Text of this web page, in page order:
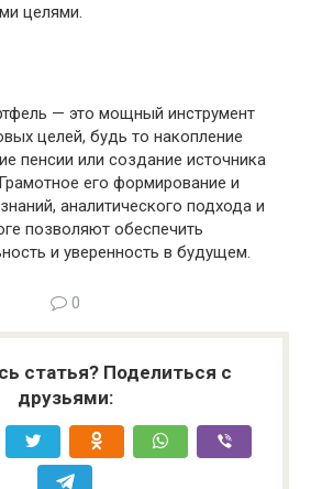
целями.
— это мощный инструмент
целей, будь то накопление
пенсии или создание источника
его формирование и
аналитического подхода и
позволяют обеспечить
и уверенность в будущем.
0
статья? Поделиться с
друзьями: